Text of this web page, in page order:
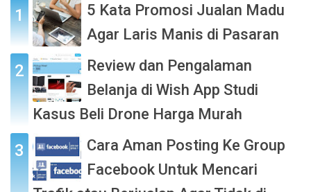
5 Kata Promosi Jualan Madu
Agar Laris Manis di Pasaran
Review dan Pengalaman
Belanja di Wish App Studi
Kasus Beli Drone Harga Murah
Cara Aman Posting Ke Group
Facebook Untuk Mencari